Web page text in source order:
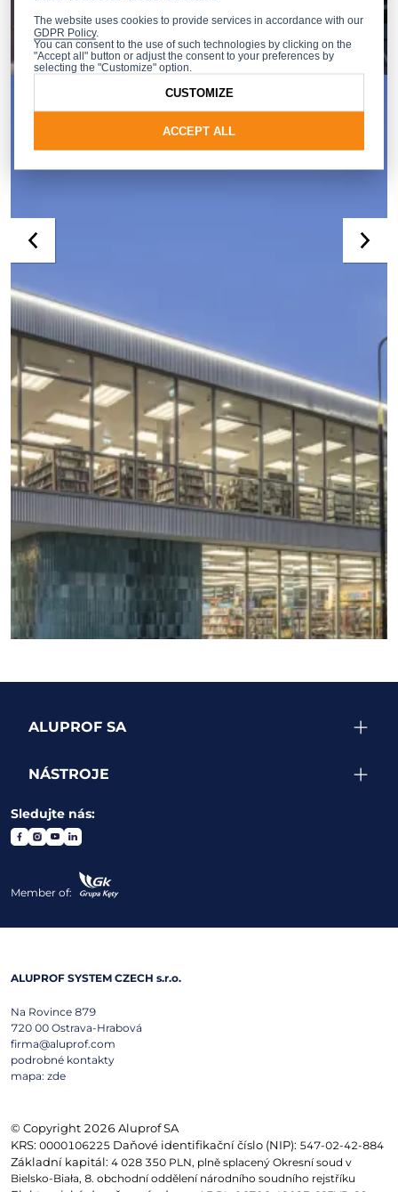
ZOBRAZIT DALŠÍ PROJEKTY
ALUPROF SA
NÁSTROJE
Sledujte nás:
Member of:
ALUPROF SYSTEM CZECH s.r.o.
Na Rovince 879
720 00 Ostrava-Hrabová
firma@aluprof.com
podrobné kontakty
mapa: zde
© Copyright 2026 Aluprof SA
KRS: 0000106225 Daňové identifikační číslo (NIP): 547-02-42-884
Základní kapitál: 4 028 350 PLN, plně splacený Okresní soud v
Bielsko-Biała, 8. obchodní oddělení národního soudního rejstříku
The website uses cookies to provide services in accordance with our
GDPR Policy.
You can consent to the use of such technologies by clicking on the
"Accept all" button or adjust the consent to your preferences by
selecting the "Customize" option.
ACCEPT ALL
CUSTOMIZE